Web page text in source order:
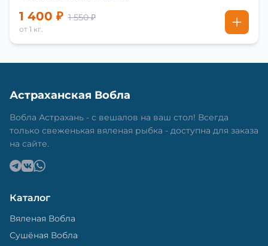
1 400 ₽ 1 550 ₽
от 1 кг.
Астраханская Вобла
Вобла Астрахань - с вешалов на ваш стол! Всегда
только свеженькая вяленая рыбка - доступна для заказа
на сайте.
Каталог
Вяленая Вобла
Сушёная Вобла